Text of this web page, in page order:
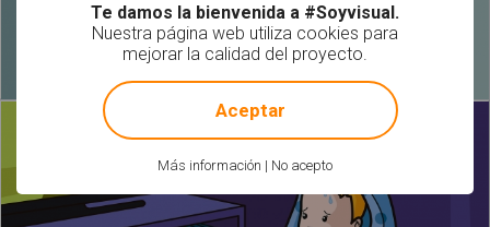
Te damos la bienvenida a #Soyvisual.
Nuestra página web utiliza cookies para
mejorar la calidad del proyecto.
Más información | No acepto
! Not valid!
Aceptar